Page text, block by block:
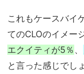
これもケースバイ
てのCLOのイメー
エクイティが5％、
と言った感じでし